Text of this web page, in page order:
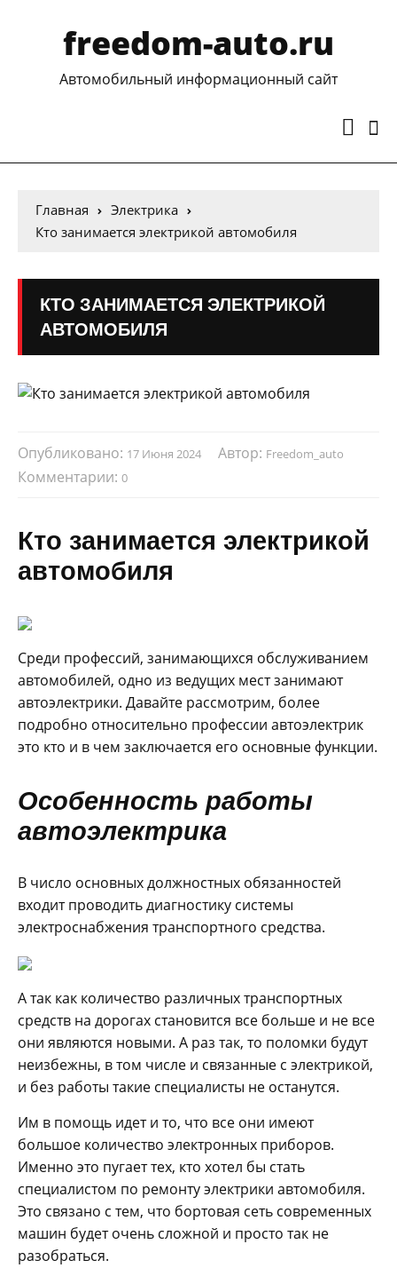
freedom-auto.ru
Автомобильный информационный сайт
Главная
Электрика
Кто занимается электрикой автомобиля
КТО ЗАНИМАЕТСЯ ЭЛЕКТРИКОЙ
АВТОМОБИЛЯ
Опубликовано: 17 Июня 2024 Автор: Freedom_auto
Комментарии: 0
Кто занимается электрикой
автомобиля
Среди профессий, занимающихся обслуживанием
автомобилей, одно из ведущих мест занимают
автоэлектрики. Давайте рассмотрим, более
подробно относительно профессии автоэлектрик
это кто и в чем заключается его основные функции.
Особенность работы
автоэлектрика
В число основных должностных обязанностей
входит проводить диагностику системы
электроснабжения транспортного средства.
А так как количество различных транспортных
средств на дорогах становится все больше и не все
они являются новыми. А раз так, то поломки будут
неизбежны, в том числе и связанные с электрикой,
и без работы такие специалисты не останутся.
Им в помощь идет и то, что все они имеют
большое количество электронных приборов.
Именно это пугает тех, кто хотел бы стать
специалистом по ремонту электрики автомобиля.
Это связано с тем, что бортовая сеть современных
машин будет очень сложной и просто так не
разобраться.